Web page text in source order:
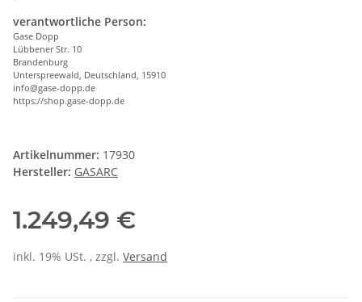
verantwortliche Person:
Gase Dopp
Lübbener Str. 10
Brandenburg
Unterspreewald, Deutschland, 15910
info@gase-dopp.de
https://shop.gase-dopp.de
Artikelnummer: 17930
Hersteller: GASARC
1.249,49 €
inkl. 19% USt. , zzgl. Versand